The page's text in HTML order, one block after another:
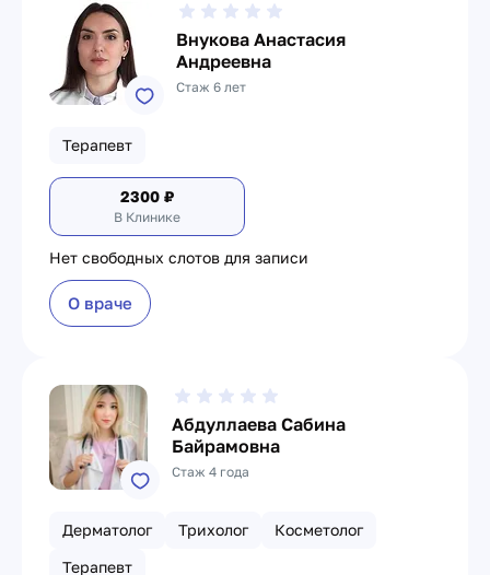
Внукова Анастасия
Андреевна
Стаж 6 лет
Терапевт
2300 ₽
В Клинике
Нет свободных слотов для записи
О враче
Абдуллаева Сабина
Байрамовна
Стаж 4 года
Дерматолог Трихолог
Косметолог
Терапевт